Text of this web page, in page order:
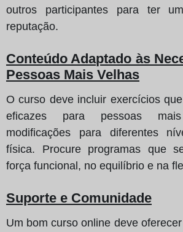
outros participantes para ter
reputação.
Conteúdo Adaptado às
Pessoas Mais Velhas
O curso deve incluir exercícios
eficazes para pessoas
modificações para diferentes
física. Procure programas que
força funcional, no equilíbrio e na
Suporte e Comunidade
Um bom curso online deve